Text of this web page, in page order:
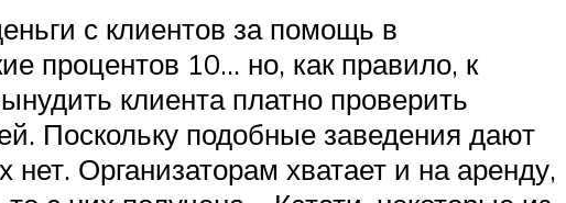
с клиентов за помощь в
процентов 10… но, как правило, к
клиента платно проверить
Поскольку подобные заведения дают
Организаторам хватает и на аренду,